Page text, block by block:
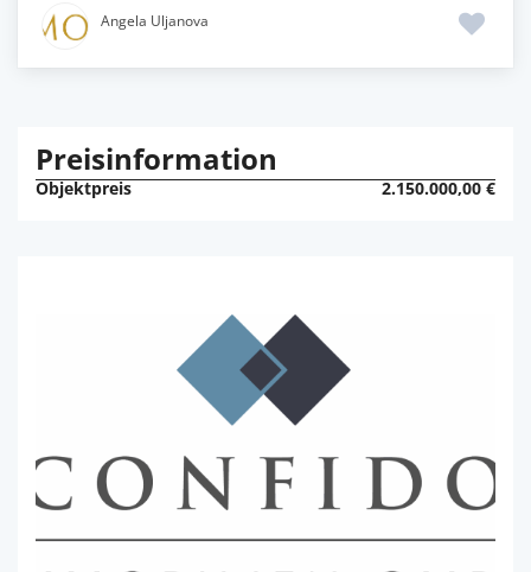
Angela Uljanova
Preisinformation
Objektpreis 2.150.000,00 €